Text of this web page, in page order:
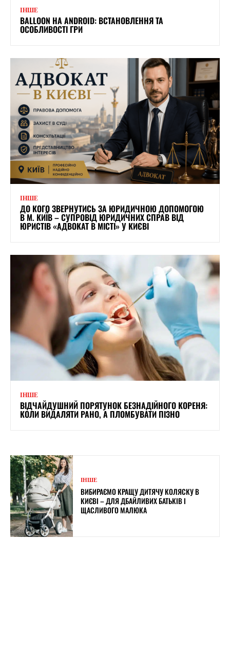
ІНШЕ
BALLOON НА ANDROID: ВСТАНОВЛЕННЯ ТА
ОСОБЛИВОСТІ ГРИ
ІНШЕ
ДО КОГО ЗВЕРНУТИСЬ ЗА ЮРИДИЧНОЮ ДОПОМОГОЮ
В М. КИЇВ – СУПРОВІД ЮРИДИЧНИХ СПРАВ ВІД
ЮРИСТІВ «АДВОКАТ В МІСТІ» У КИЄВІ
ІНШЕ
ВІДЧАЙДУШНИЙ ПОРЯТУНОК БЕЗНАДІЙНОГО КОРЕНЯ:
КОЛИ ВИДАЛЯТИ РАНО, А ПЛОМБУВАТИ ПІЗНО
ІНШЕ
ВИБИРАЄМО КРАЩУ ДИТЯЧУ КОЛЯСКУ В
КИЄВІ – ДЛЯ ДБАЙЛИВИХ БАТЬКІВ І
ЩАСЛИВОГО МАЛЮКА